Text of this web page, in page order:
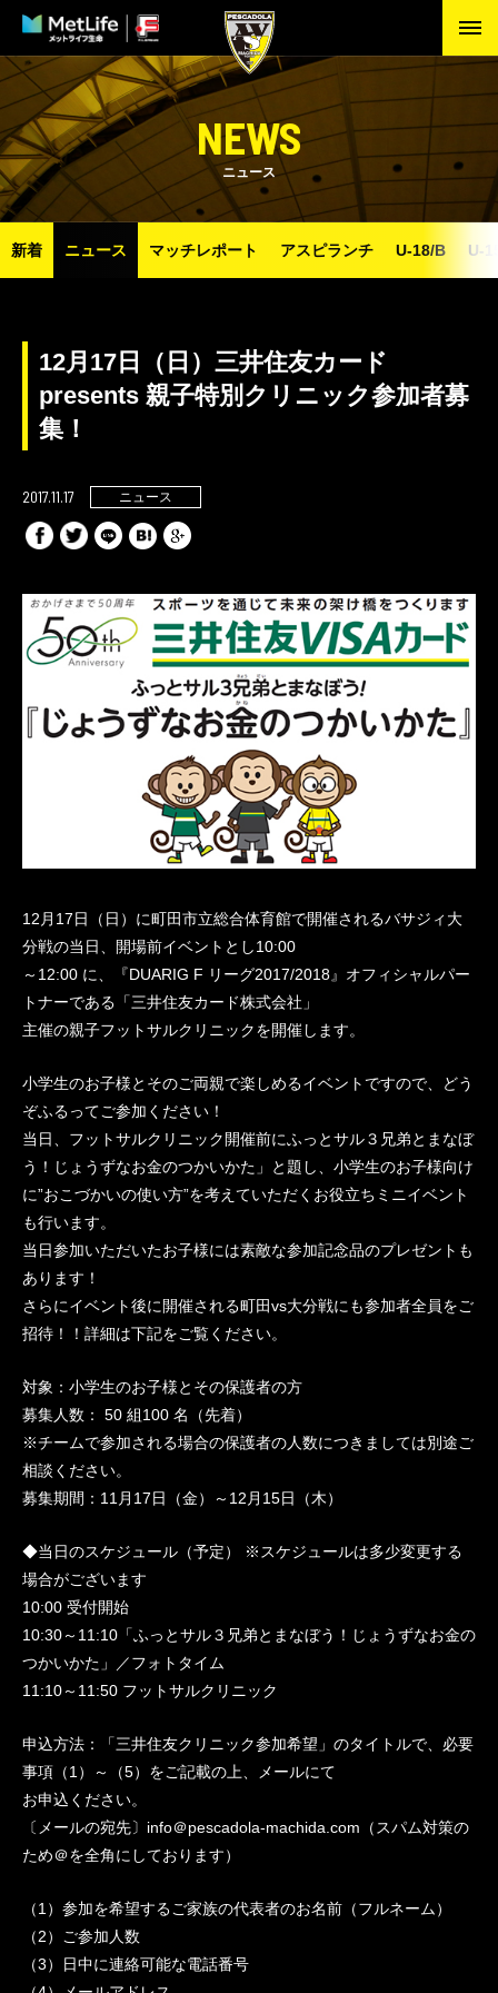
NEWS
ニュース
新着 ニュース マッチレポート アスピランチ U-18/B U-
12月17日（日）三井住友カード
presents 親子特別クリニック参加者募
集！
2017.11.17 ニュース
12月17日（日）に町田市立総合体育館で開催されるバサジィ大
分戦の当日、開場前イベントとし10:00
～12:00 に、『DUARIG F リーグ2017/2018』オフィシャルパー
トナーである「三井住友カード株式会社」
主催の親子フットサルクリニックを開催します。
小学生のお子様とそのご両親で楽しめるイベントですので、どう
ぞふるってご参加ください！
当日、フットサルクリニック開催前にふっとサル３兄弟とまなぼ
う！じょうずなお金のつかいかた」と題し、小学生のお子様向け
に”おこづかいの使い方”を考えていただくお役立ちミニイベント
も行います。
当日参加いただいたお子様には素敵な参加記念品のプレゼントも
あります！
さらにイベント後に開催される町田vs大分戦にも参加者全員をご
招待！！詳細は下記をご覧ください。
対象：小学生のお子様とその保護者の方
募集人数： 50 組100 名（先着）
※チームで参加される場合の保護者の人数につきましては別途ご
相談ください。
募集期間：11月17日（金）～12月15日（木）
◆当日のスケジュール（予定） ※スケジュールは多少変更する
場合がございます
10:00 受付開始
10:30～11:10「ふっとサル３兄弟とまなぼう！じょうずなお金の
つかいかた」／フォトタイム
11:10～11:50 フットサルクリニック
申込方法：「三井住友クリニック参加希望」のタイトルで、必要
事項（1）～（5）をご記載の上、メールにて
お申込ください。
〔メールの宛先〕info＠pescadola-machida.com（スパム対策の
ため＠を全角にしております）
（1）参加を希望するご家族の代表者のお名前（フルネーム）
（2）ご参加人数
（3）日中に連絡可能な電話番号